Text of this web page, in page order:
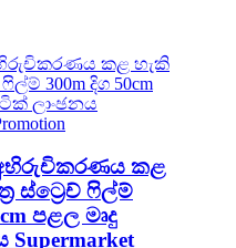
කළ
ස්ට්‍රෙච් ෆිල්ම්
පළල මෘදු